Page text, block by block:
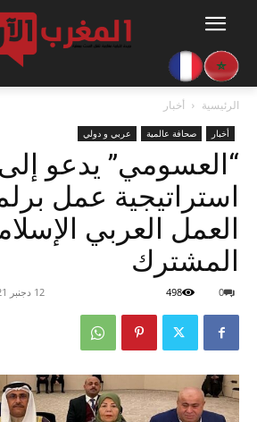
الرئيسية أخبار
أخبار صحافة عالمية عربي و دولي
“العسومي” يدعو إلى
استراتيجية عمل
العمل العربي
المشترك
12 دجنبر 2021 0
498